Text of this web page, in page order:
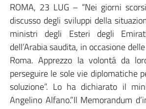
ROMA, 23 LUG – “Nei giorni
discusso degli sviluppi della
ministri degli Esteri degli
dell’Arabia saudita, in occasione
Roma. Apprezzo la volontá da
perseguire le sole vie diplomatiche
soluzione”. Lo ha dichiarato il
Angelino Alfano.”Il Memorandum